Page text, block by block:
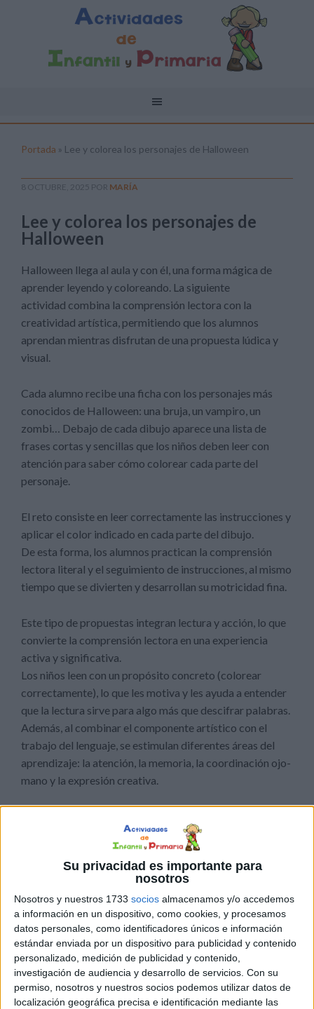
Su privacidad es importante para
nosotros
Nosotros y nuestros 1733 socios almacenamos y/o accedemos
a información en un dispositivo, como cookies, y procesamos
datos personales, como identificadores únicos e información
estándar enviada por un dispositivo para publicidad y contenido
personalizado, medición de publicidad y contenido,
investigación de audiencia y desarrollo de servicios. Con su
permiso, nosotros y nuestros socios podemos utilizar datos de
localización geográfica precisa e identificación mediante las
Portada » Lee y colorea los personajes de Halloween
8 OCTUBRE, 2025 POR MARÍA
Lee y colorea los personajes de
Halloween
Halloween llega al aula y con él, una forma mágica de
aprender leyendo y coloreando. La siguiente
actividad combina la comprensión lectora con la
creatividad artística, permitiendo que los alumnos
aprendan mientras disfrutan de una propuesta lúdica y
visual.
Cada alumno recibe una ficha con los personajes más
conocidos de Halloween: una bruja, un vampiro, un
zombi… Debajo de cada dibujo aparece una lista de
frases cortas y sencillas que los niños deben leer con
atención para saber cómo colorear cada parte del
personaje.
El reto consiste en leer correctamente las instrucciones y
aplicar el color indicado en cada parte del dibujo.
De esta forma, los alumnos practican la comprensión
lectora literal y el seguimiento de instrucciones, al mismo
tiempo que se divierten y desarrollan su motricidad fina.
Este tipo de propuestas integran lectura y acción, lo que
convierte la comprensión lectora en una experiencia
activa y significativa.
Los niños leen con un propósito concreto (colorear
correctamente), lo que les motiva y les ayuda a entender
que la lectura sirve para algo más que descifrar palabras.
Además, al combinar el componente artístico con el
trabajo del lenguaje, se estimulan diferentes áreas del
aprendizaje: la atención, la memoria, la coordinación ojo-
mano y la expresión creativa.